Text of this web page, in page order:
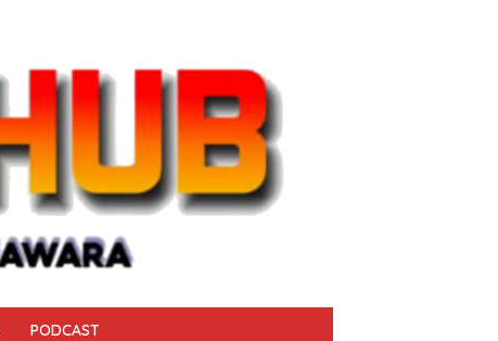
PODCAST